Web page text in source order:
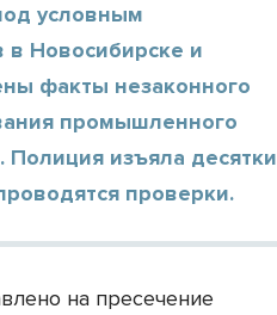
условным
в Новосибирске и
факты незаконного
промышленного
изъяла десятки
проверки.
на пресечение